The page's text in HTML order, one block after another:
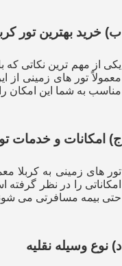
ب) خرید بهترین تور
مناسب به شما این امکان
ج) امکانات و خدمات
تور های زمینی به کربلا
امکاناتی را در نظر
حتی بیمه مسافرتی می‌
د) نوع وسیله نقلیه